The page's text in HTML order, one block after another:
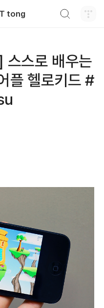
tong
스스로 배우는
플 헬로키드 #